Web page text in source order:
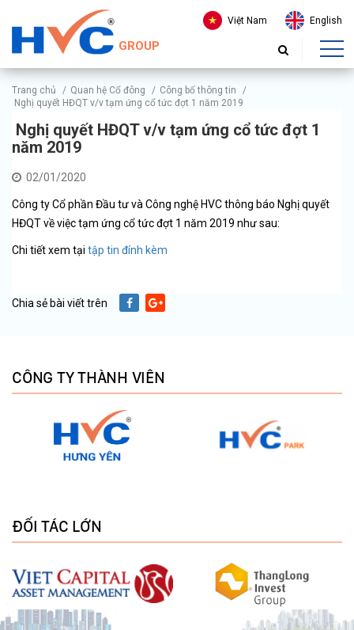
GROUP
Việt Nam English
Trang chủ / Quan hệ Cổ đông / Công bố thông tin
/
Nghị quyết HĐQT v/v tạm ứng cổ tức đợt 1 năm 2019
Nghị quyết HĐQT v/v tạm ứng cổ tức đợt 1
năm 2019
02/01/2020
Công ty Cổ phần Đầu tư và Công nghệ HVC thông báo Nghị quyết
HĐQT về việc tạm ứng cổ tức đợt 1 năm 2019 như sau:
Chi tiết xem tại tập tin đính kèm
Chia sẻ bài viết trên
CÔNG TY THÀNH VIÊN
ĐỐI TÁC LỚN